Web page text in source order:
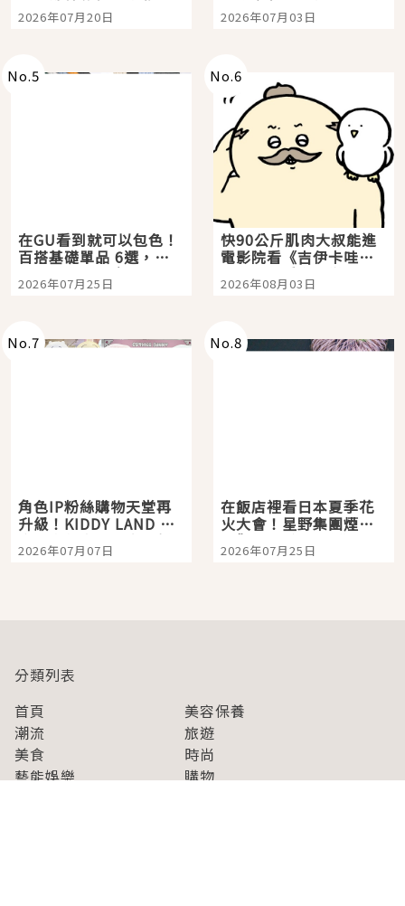
時間洗鍊的經典之作五
選
2026年07月20日 大都市餐廳，打造專屬
美食體驗！
2026年07月03日
No.5
在GU看到就可以包色！
百搭基礎單品 6選，閉
眼全收也不心疼
2026年07月25日
No.6
快90公斤肌肉大叔能進
電影院看《吉伊卡哇》
嗎？日本重金屬樂團
「打首」會長與nagano
2026年08月03日
No.7
角色IP粉絲購物天堂再
升級！KIDDY LAND 原
宿店吉伊卡哇迎客，新
開幕 OMOKADO 店3分
2026年07月07日
No.8
在飯店裡看日本夏季花
火大會！星野集團煙火
景觀飯店6選，讓你不用
人擠人悠閒欣賞
2026年07月25日
分類列表
首頁
美容保養
潮流
旅遊
美食
時尚
藝能娛樂
購物